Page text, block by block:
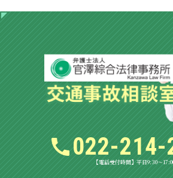
022-214-
【電話受付時間】平日9:30～